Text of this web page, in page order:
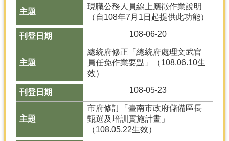
現職公務人員線上應徵作業說明
（自108年7月1日起提供此功能）
108-06-20
總統府修正「總統府處理文武官
員任免作業要點」（108.06.10生
效）
108-05-23
市府修訂「臺南市政府儲備區長
甄選及培訓實施計畫」
（108.05.22生效）